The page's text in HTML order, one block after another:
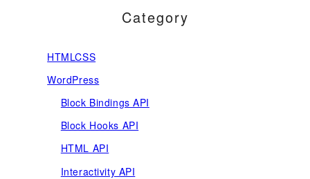
Category
HTMLCSS
WordPress
Block Bindings API
Block Hooks API
HTML API
Interactivity API